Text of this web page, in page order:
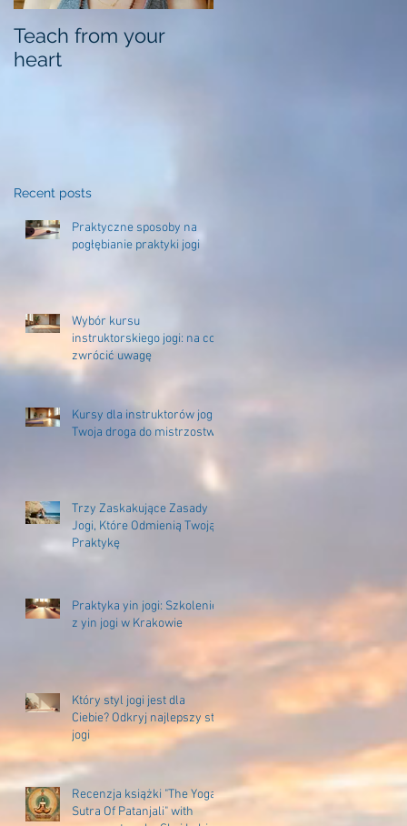
Teach from your
heart
Recent posts
Praktyczne sposoby na
pogłębianie praktyki jogi
Wybór kursu
instruktorskiego jogi: na co
zwrócić uwagę
Kursy dla instruktorów jogi –
Twoja droga do mistrzostwa
Trzy Zaskakujące Zasady
Jogi, Które Odmienią Twoją
Praktykę
Praktyka yin jogi: Szkolenie
z yin jogi w Krakowie
Który styl jogi jest dla
Ciebie? Odkryj najlepszy styl
jogi
Recenzja książki "The Yoga
Sutra Of Patanjali" with